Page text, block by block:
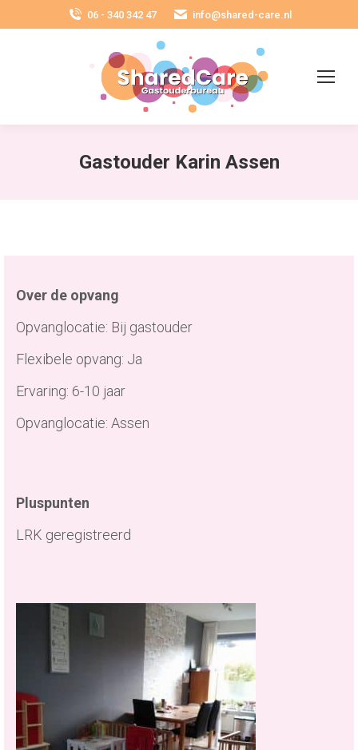
06 - 340 342 47 info@shared-care.nl
Gastouder Karin Assen
Over de opvang
Opvanglocatie: Bij gastouder
Flexibele opvang: Ja
Ervaring: 6-10 jaar
Opvanglocatie: Assen
Pluspunten
LRK geregistreerd